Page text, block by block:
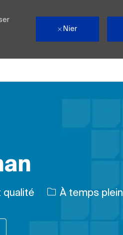
Nier
qualité Type d’emploi
À temps plein